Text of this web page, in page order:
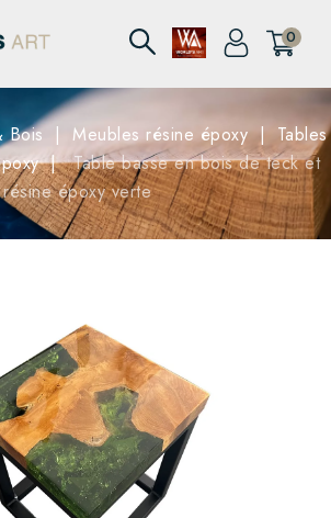
0
Bois Meubles résine époxy
Tables
Table basse en bois de teck et
résine époxy verte